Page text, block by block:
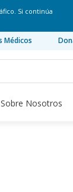
Si continúa
Médicos
Sobre Nosotros